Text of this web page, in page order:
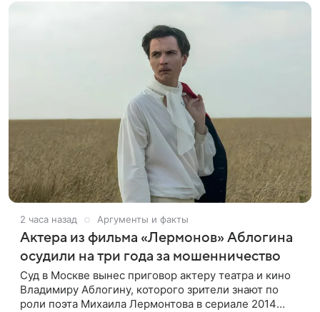
2 часа назад Аргументы и факты
Актера из фильма «Лермонов» Аблогина
осудили на три года за мошенничество
Суд в Москве вынес приговор актеру театра и кино
Владимиру Аблогину, которого зрители знают по
роли поэта Михаила Лермонтова в сериале 2014